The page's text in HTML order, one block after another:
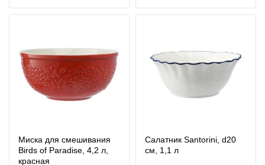
Миска для смешивания
Birds of Paradise, 4,2 л,
красная
Салатник Santorini, d20
см, 1,1 л